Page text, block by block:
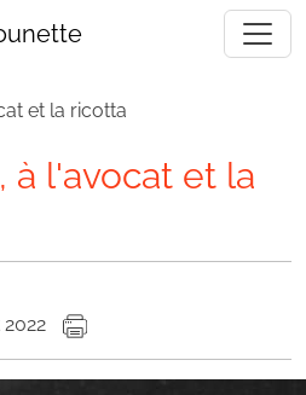
et la ricotta
à l'avocat et la